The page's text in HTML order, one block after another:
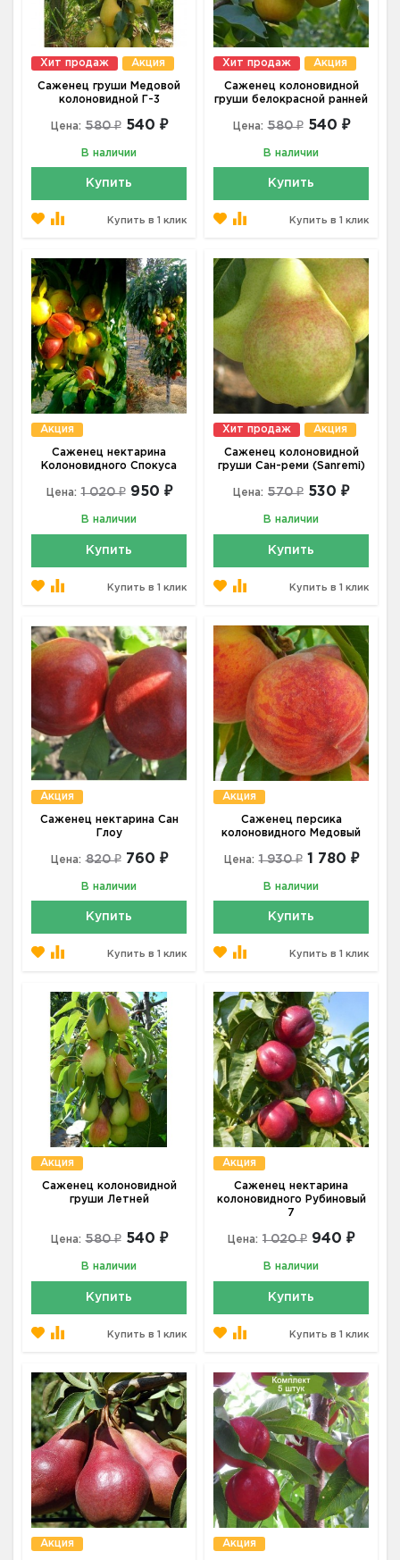
Хит продаж Акция
Саженец груши Медовой
колоновидной Г-3
Цена: 580 ₽ 540 ₽
В наличии
Купить
Купить в 1 клик
Хит продаж Акция
Саженец колоновидной
груши белокрасной ранней
Цена: 580 ₽ 540 ₽
В наличии
Купить
Купить в 1 клик
Акция
Саженец нектарина
Колоновидного Спокуса
Цена: 1 020 ₽ 950 ₽
В наличии
Купить
Купить в 1 клик
Хит продаж Акция
Саженец колоновидной
груши Сан-реми (Sanremi)
Цена: 570 ₽ 530 ₽
В наличии
Купить
Купить в 1 клик
Акция
Саженец нектарина Сан
Глоу
Цена: 820 ₽ 760 ₽
В наличии
Купить
Купить в 1 клик
Акция
Саженец персика
колоновидного Медовый
Цена: 1 930 ₽ 1 780 ₽
В наличии
Купить
Купить в 1 клик
Акция
Саженец колоновидной
груши Летней
Цена: 580 ₽ 540 ₽
В наличии
Купить
Купить в 1 клик
Акция
Саженец нектарина
колоновидного Рубиновый
7
Цена: 1 020 ₽ 940 ₽
В наличии
Купить
Купить в 1 клик
Акция Акция